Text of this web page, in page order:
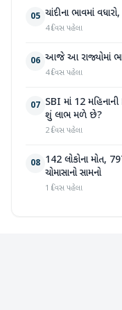
05 ચાંદીના ભાવમાં
4 દિવસ પહેલા
06 આજે આ રાજ્યોમાં
4 દિવસ પહેલા
07 SBI માં 12
શું લાભ મળે છે?
2 દિવસ પહેલા
08 142 લોકોના મોત,
ચોમાસાનો સામનો
1 દિવસ પહેલા